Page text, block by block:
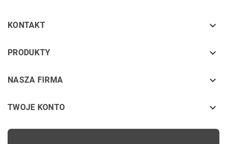
KONTAKT 
PRODUKTY keyboard_arrow_down
NASZA FIRMA keyboard_arrow_down
TWOJE KONTO 